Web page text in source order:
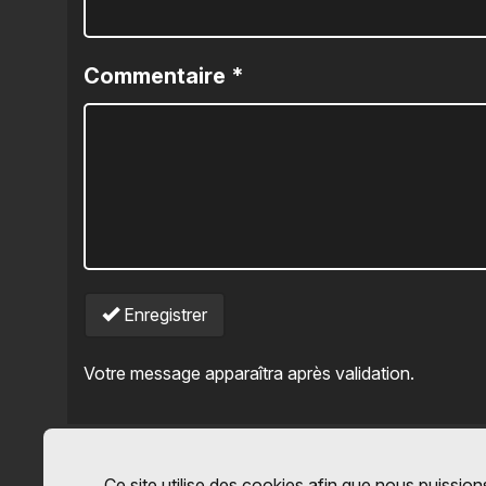
Commentaire *
Enregistrer
Votre message apparaîtra après validation.